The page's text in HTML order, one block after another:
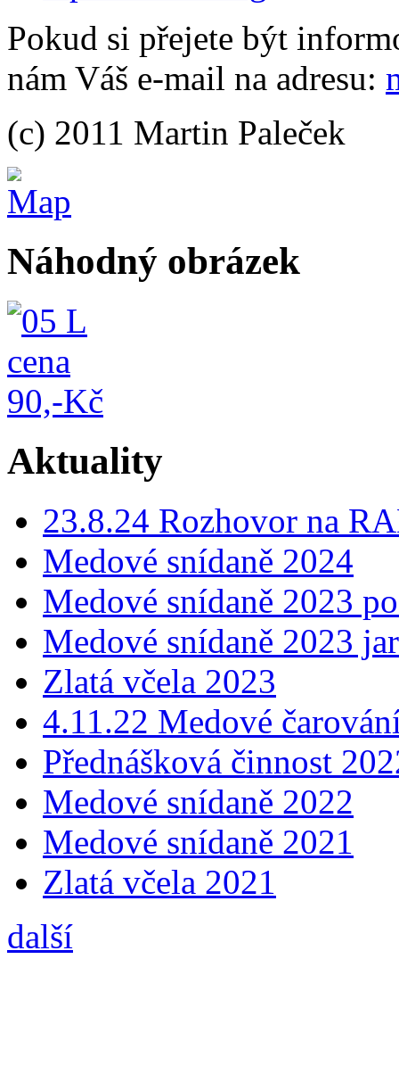
Pokud si přejete být
nám Váš e-mail na adresu:
(c) 2011 Martin Paleček
Náhodný obrázek
Aktuality
23.8.24 Rozhovor na
Medové snídaně 2024
Medové snídaně 2023
Medové snídaně 2023
Zlatá včela 2023
4.11.22 Medové
Přednášková činnost
Medové snídaně 2022
Medové snídaně 2021
Zlatá včela 2021
další